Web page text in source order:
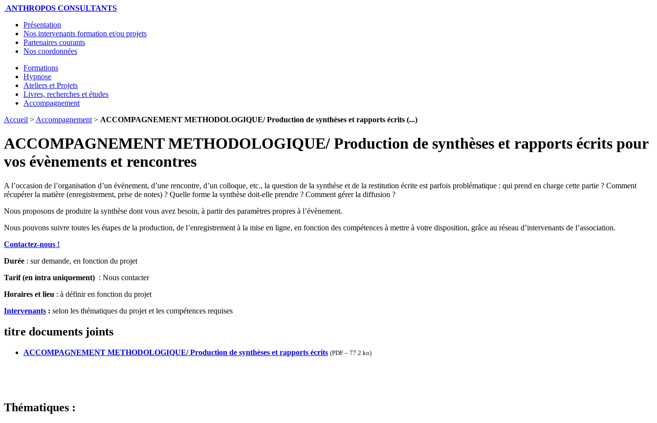
ANTHROPOS CONSULTANTS
Présentation
Nos intervenants formation et/ou projets
Partenaires courants
Nos coordonnées
Formations
Hypnose
Ateliers et Projets
Livres, recherches et études
Accompagnement
Accueil > Accompagnement > ACCOMPAGNEMENT METHODOLOGIQUE/ Production de synthèses et rapports écrits (...)
ACCOMPAGNEMENT METHODOLOGIQUE/ Production de synthèses et rapports écrits pour
vos évènements et rencontres
A l’occasion de l’organisation d’un évènement, d’une rencontre, d’un colloque, etc., la question de la synthèse et de la restitution écrite est parfois problématique : qui prend en charge cette partie ? Comment
récupérer la matière (enregistrement, prise de notes) ? Quelle forme la synthèse doit-elle prendre ? Comment gérer la diffusion ?
Nous proposons de produire la synthèse dont vous avez besoin, à partir des paramètres propres à l’évènement.
Nous pouvons suivre toutes les étapes de la production, de l’enregistrement à la mise en ligne, en fonction des compétences à mettre à votre disposition, grâce au réseau d’intervenants de l’association.
Contactez-nous !
Durée : sur demande, en fonction du projet
Tarif (en intra uniquement) : Nous contacter
Horaires et lieu : à définir en fonction du projet
Intervenants : selon les thématiques du projet et les compétences requises
titre documents joints
ACCOMPAGNEMENT METHODOLOGIQUE/ Production de synthèses et rapports écrits (PDF – 77.2 ko)
Thématiques :